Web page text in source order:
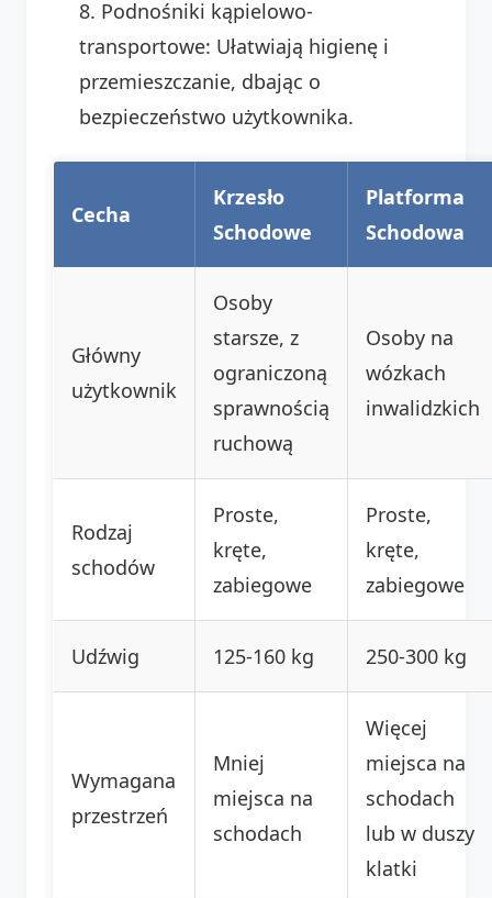
Podnośniki kąpielowo-
transportowe: Ułatwiają higienę i
przemieszczanie, dbając o
bezpieczeństwo użytkownika.
Cecha
Krzesło
Schodowe
Platforma
Schodowa
Główny
użytkownik
Osoby
starsze, z
ograniczoną
sprawnością
ruchową
Osoby na
wózkach
inwalidzkich
Rodzaj
schodów
Proste,
kręte,
zabiegowe
Proste,
kręte,
zabiegowe
Udźwig 125-160 kg 250-300 kg
Wymagana
przestrzeń
Mniej
miejsca na
schodach
Więcej
miejsca na
schodach
lub w duszy
klatki